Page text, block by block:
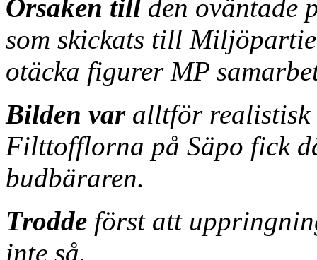
Orsaken till den oväntade
som skickats till
otäcka figurer MP
Bilden varalltför realistisk
Filttofflorna på Säpo fick
budbäraren.
Trodde först att
inte så.